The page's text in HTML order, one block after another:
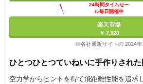
24時間タイムセー
ル毎日開催中
楽天市場
￥ 7,920
※各社通販サイトの 2024
ひとつひとつていねいに手作りされ
空力学からヒントを得て飛距離性能を追求